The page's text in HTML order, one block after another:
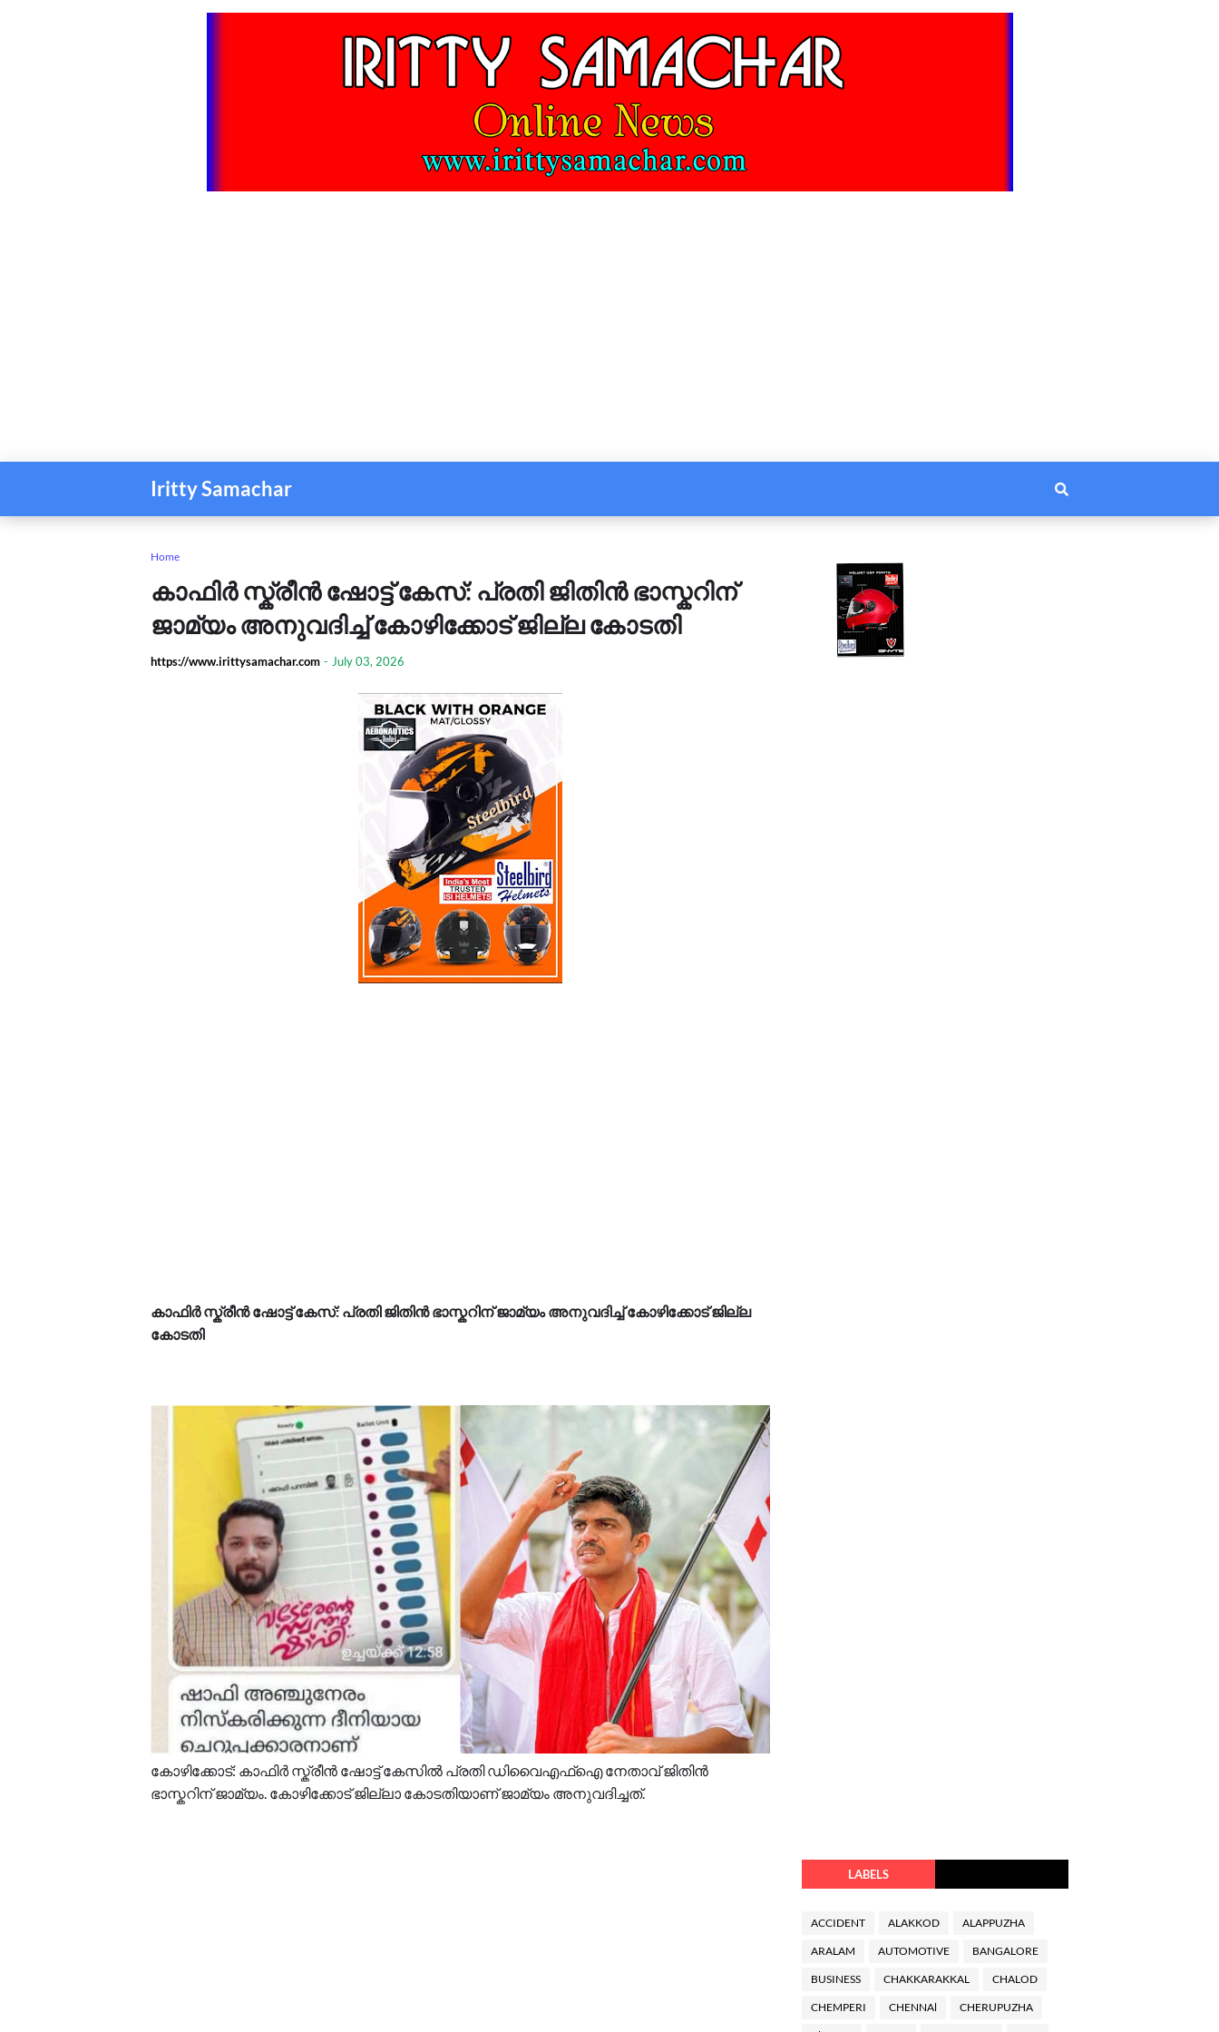
Iritty Samachar
Home
കാഫിര്‍ സ്ക്രീൻ ഷോട്ട് കേസ്: പ്രതി ജിതിൻ ഭാസ്കറിന്
ജാമ്യം അനുവദിച്ച് കോഴിക്കോട് ജില്ല കോടതി
https://www.irittysamachar.com - July 03, 2026
കാഫിര്‍ സ്ക്രീൻ ഷോട്ട് കേസ്: പ്രതി ജിതിൻ ഭാസ്കറിന് ജാമ്യം അനുവദിച്ച് കോഴിക്കോട് ജില്ല
കോടതി
കോഴിക്കോട്: കാഫിർ സ്ക്രീൻ ഷോട്ട് കേസില്‍ പ്രതി ഡിവൈഎഫ്ഐ നേതാവ് ജിതിൻ
ഭാസ്കറിന് ജാമ്യം. കോഴിക്കോട് ജില്ലാ കോടതിയാണ് ജാമ്യം അനുവദിച്ചത്.
LABELS
ACCIDENT ALAKKOD ALAPPUZHA
ARALAM AUTOMOTIVE BANGALORE
BUSINESS CHAKKARAKKAL CHALOD
CHEMPERI CHENNAl CHERUPUZHA